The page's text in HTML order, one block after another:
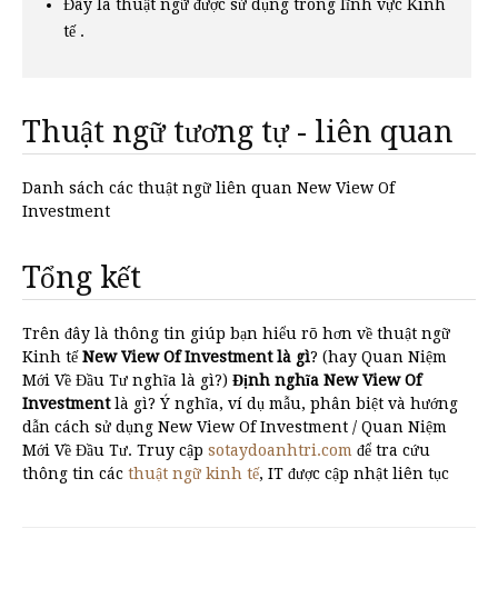
Đây là thuật ngữ được sử dụng trong lĩnh vực Kinh
tế .
Thuật ngữ tương tự - liên quan
Danh sách các thuật ngữ liên quan New View Of
Investment
Tổng kết
Trên đây là thông tin giúp bạn hiểu rõ hơn về thuật ngữ
Kinh tếNew View Of Investment là gì? (hay Quan Niệm
Mới Về Đầu Tư nghĩa là gì?) Định nghĩa New View Of
Investmentlà gì? Ý nghĩa, ví dụ mẫu, phân biệt và hướng
dẫn cách sử dụng New View Of Investment / Quan Niệm
Mới Về Đầu Tư. Truy cập sotaydoanhtri.com để tra cứu
thông tin các thuật ngữ kinh tế, IT được cập nhật liên tục